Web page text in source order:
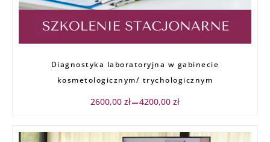
Diagnostyka laboratoryjna w gabinecie
kosmetologicznym/ trychologicznym
2600,00 zł–4200,00 zł
cen:
od
do